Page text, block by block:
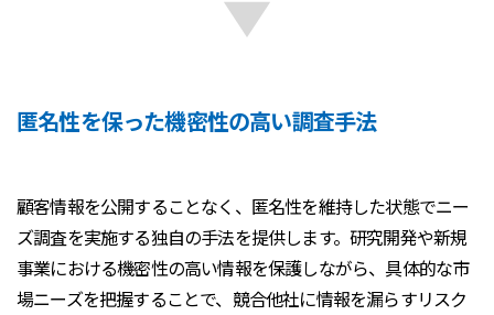
匿名性を保った機密性の高い調査手法
顧客情報を公開することなく、匿名性を維持した状態でニー
ズ調査を実施する独自の手法を提供します。研究開発や新規
事業における機密性の高い情報を保護しながら、具体的な市
場ニーズを把握することで、競合他社に情報を漏らすリスク